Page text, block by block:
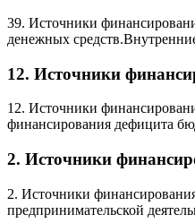
39. Источники
денежных
12. Источники
12. Источники
финансирования дефицита
2. Источники
2. Источники
предпринимательской